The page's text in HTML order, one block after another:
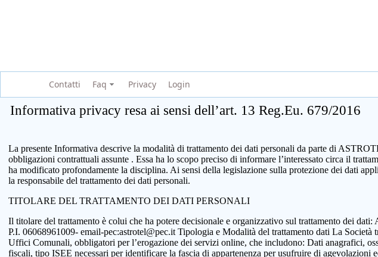
Contatti Faq Privacy Login
Informativa privacy resa ai sensi dell’art. 13 Reg.Eu. 679/2016
La presente Informativa descrive la modalità di trattamento dei dati personali da parte di
obbligazioni contrattuali assunte . Essa ha lo scopo preciso di informare l’interessato circa il
ha modificato profondamente la disciplina. Ai sensi della legislazione sulla protezione dei dati
la responsabile del trattamento dei dati personali.
TITOLARE DEL TRATTAMENTO DEI DATI PERSONALI
Il titolare del trattamento è colui che ha potere decisionale e organizzativo sul trattamento dei
P.I. 06068961009- email-pec:astrotel@pec.it Tipologia e Modalità del trattamento dati La
Uffici Comunali, obbligatori per l’erogazione dei servizi online, che includono: Dati anagrafici,
fiscali, tipo ISEE necessari per identificare la fascia di appartenenza per usufruire di